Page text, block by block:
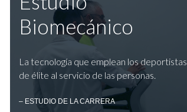
Biomecánico
La tecnología que emplean los deportistas
de élite al servicio de las personas.
– ESTUDIO DE LA CARRERA